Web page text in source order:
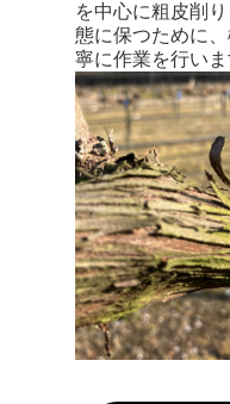
を中心に粗皮削
態に保つために
寧に作業を行いま